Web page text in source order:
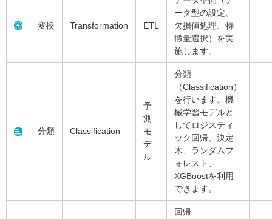
変換 Transformation ETL
ータ型の設定、
欠損値処理、特
徴量選択）を実
施します。
分類 Classification
予
測
モ
デ
ル
分類
（Classification）
を行います。機
械学習モデルと
してロジスティ
ック回帰、決定
木、ランダムフ
ォレスト、
XGBoostを利用
できます。
回帰